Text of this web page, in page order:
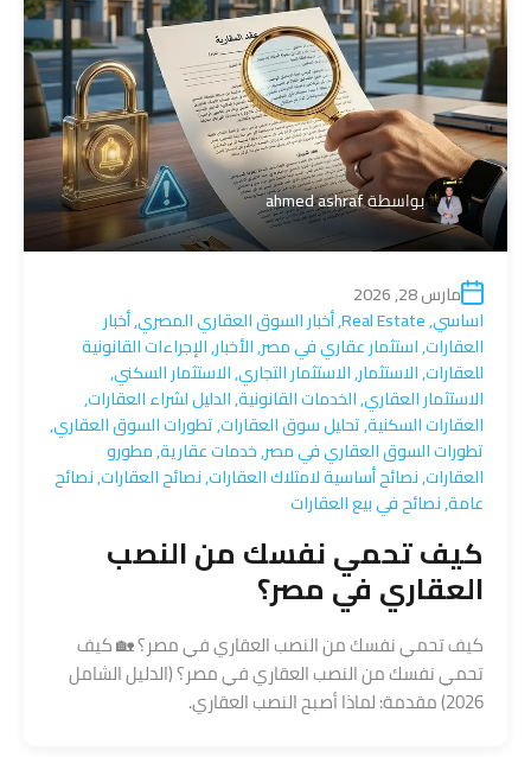
بواسطةahmed ashraf
مارس 28, 2026
اساسي,
Real Estate
,أخبار السوق العقاري المصري,أخبار
العقارات,استثمار عقاري في مصر,الأخبار,الإجراءات القانونية
للعقارات,الاستثمار,الاستثمار التجاري,الاستثمار السكني,
الاستثمار العقاري,الخدمات القانونية,الدليل لشراء العقارات,
العقارات السكنية,تحليل سوق العقارات,تطورات السوق العقاري,
تطورات السوق العقاري في مصر,خدمات عقارية,مطورو
العقارات,نصائح أساسية لامتلاك العقارات,نصائح العقارات,نصائح
عامة,نصائح في بيع العقارات
كيف تحمي نفسك من النصب
العقاري في مصر؟
كيف تحمي نفسك من النصب العقاري في مصر؟ 🏡 كيف
تحمي نفسك من النصب العقاري في مصر؟ (الدليل الشامل
2026) مقدمة: لماذا أصبح النصب العقاري.